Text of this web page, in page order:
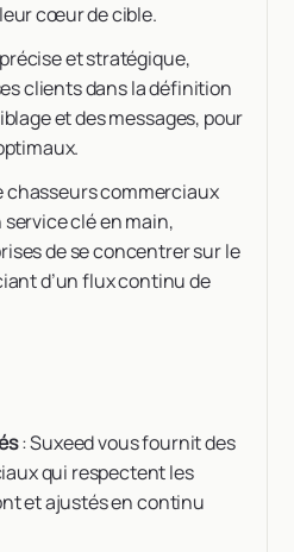
cœur de cible.
et stratégique,
clients dans la définition
et des messages, pour
chasseurs commerciaux
clé en main,
de se concentrer sur le
d’un flux continu de
: Suxeed vous fournit des
qui respectent les
et ajustés en continu